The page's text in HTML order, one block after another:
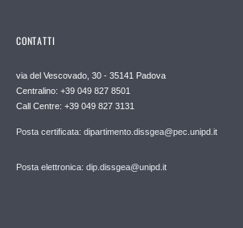
CONTATTI
via del Vescovado, 30 - 35141 Padova
Centralino: +39 049 827 8501
Call Centre: +39 049 827 3131
Posta certificata: dipartimento.dissgea@pec.unipd.it
Posta elettronica: dip.dissgea@unipd.it